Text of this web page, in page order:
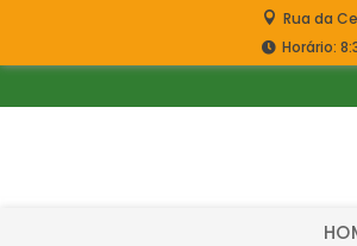
Rua da
Horário: